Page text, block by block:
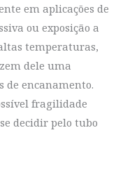
em aplicações de
ou exposição a
temperaturas,
dele uma
de encanamento.
fragilidade
decidir pelo tubo